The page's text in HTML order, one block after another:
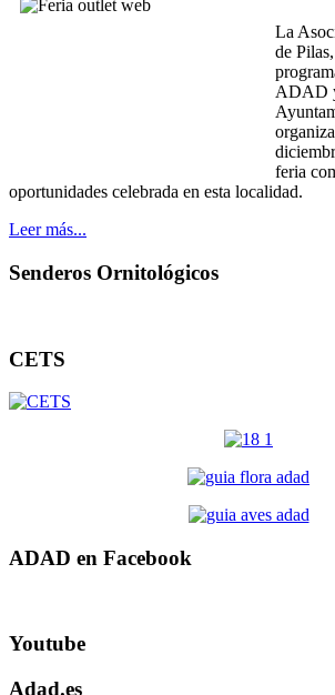
La
de
ADAD
feria
oportunidades celebrada en esta localidad.
Leer más...
Senderos Ornitológicos
CETS
ADAD en Facebook
Youtube
Adad.es